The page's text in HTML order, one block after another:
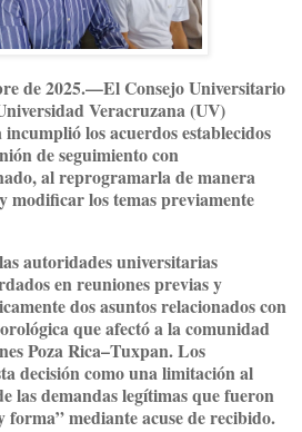
de 2025.—El Consejo Universitario
Veracruzana (UV)
los acuerdos establecidos
de seguimiento con
al reprogramarla de manera
modificar los temas previamente
autoridades universitarias
en reuniones previas y
dos asuntos relacionados con
que afectó a la comunidad
Poza Rica–Tuxpan. Los
decisión como una limitación al
las demandas legítimas que fueron
forma” mediante acuse de recibido.